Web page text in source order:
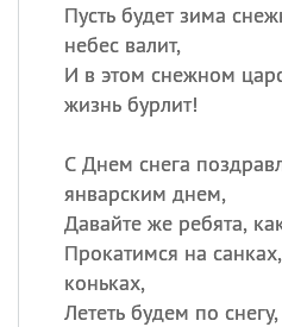
Пусть будет зима
небес валит,
И в этом снежном
жизнь бурлит!
С Днем снега
январским днем,
Давайте же ребята,
Прокатимся на
коньках,
Лететь будем по